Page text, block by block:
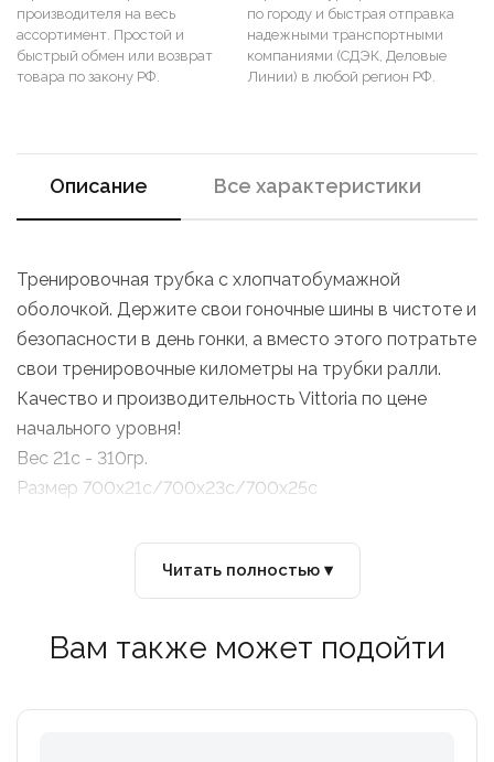
производителя на весь
ассортимент. Простой и
быстрый обмен или возврат
товара по закону РФ.
по городу и быстрая отправка
надежными транспортными
компаниями (СДЭК, Деловые
Линии) в любой регион РФ.
Описание Все характеристики
Тренировочная трубка с хлопчатобумажной
оболочкой. Держите свои гоночные шины в чистоте и
безопасности в день гонки, а вместо этого потратьте
свои тренировочные километры на трубки ралли.
Качество и производительность Vittoria по цене
начального уровня!
Вес 21с - 310гр.
Размер 700x21c/700x23c/700x25c
Читать полностью ▾
Вам также может подойти